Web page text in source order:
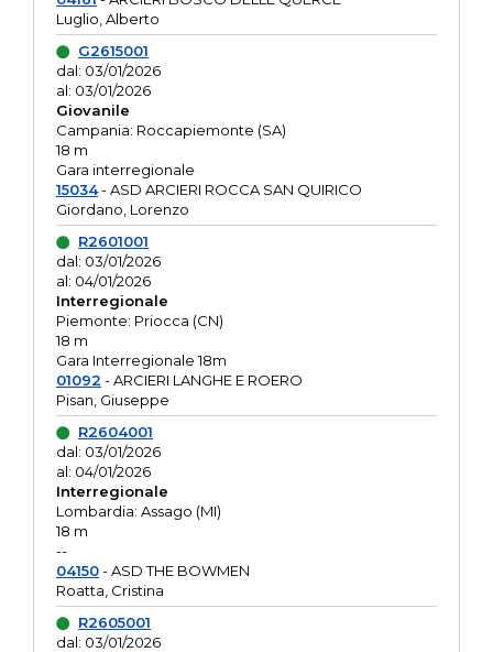
Luglio, Alberto
G2615001
dal: 03/01/2026
al: 03/01/2026
Giovanile
Campania: Roccapiemonte (SA)
18 m
Gara interregionale
15034- ASD ARCIERI ROCCA SAN QUIRICO
Giordano, Lorenzo
R2601001
dal: 03/01/2026
al: 04/01/2026
Interregionale
Piemonte: Priocca (CN)
18 m
Gara Interregionale 18m
01092 - ARCIERI LANGHE E ROERO
Pisan, Giuseppe
R2604001
dal: 03/01/2026
al: 04/01/2026
Interregionale
Lombardia: Assago (MI)
18 m
--
04150- ASD THE BOWMEN
Roatta, Cristina
R2605001
dal: 03/01/2026